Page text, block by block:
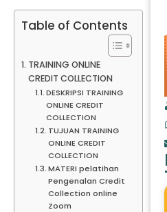
Table of Contents
TRAINING ONLINE
CREDIT COLLECTION
DESKRIPSI TRAINING
ONLINE CREDIT
COLLECTION
TUJUAN TRAINING
ONLINE CREDIT
COLLECTION
MATERI pelatihan
Pengenalan Credit
Collection online
Zoom